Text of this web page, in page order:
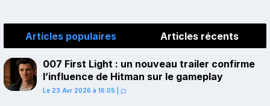
Articles populaires Articles récents
007 First Light : un nouveau trailer confirme
l’influence de Hitman sur le gameplay
Le 23 Avr 2026 à 16:05